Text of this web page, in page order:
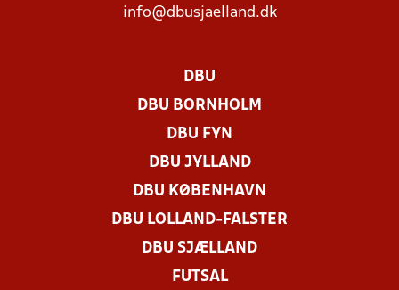
info@dbusjaelland.dk
DBU
DBU BORNHOLM
DBU FYN
DBU JYLLAND
DBU KØBENHAVN
DBU LOLLAND-FALSTER
DBU SJÆLLAND
FUTSAL